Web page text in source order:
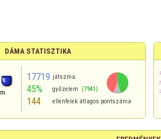
DÁMA STATISZTIKA
17719 játszma
45% győzelem (7941)
144 ellenfelek átlagos pontszáma